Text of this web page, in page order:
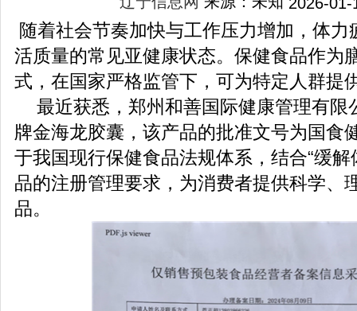
随着社会节奏加快与工作压力增加，体力
活质量的常见亚健康状态。保健食品作为
式，在国家严格监管下，可为特定人群提
最近获悉，郑州和善国际健康管理有限
牌金海龙胶囊，该产品的批准文号为国食
于我国现行保健食品法规体系，结合“缓解
品的注册管理要求，为消费者提供科学、
品。